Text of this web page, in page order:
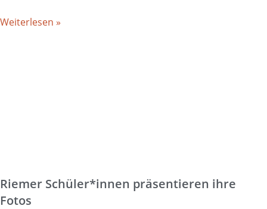
Weiterlesen »
Riemer Schüler*innen präsentieren ihre
Fotos